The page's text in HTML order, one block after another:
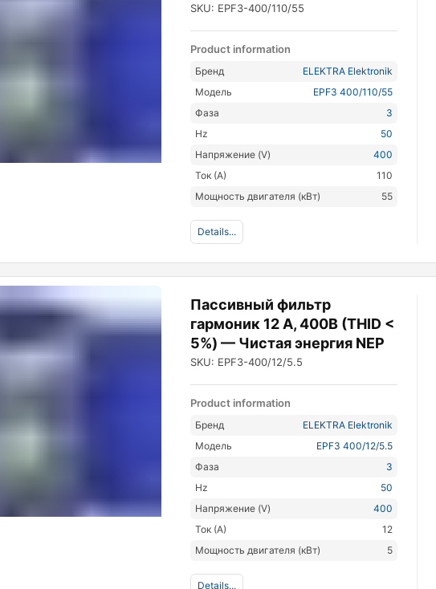
SKU: EPF3-400/110/55
Product information
Бренд
ELEKTRA Elektronik
Модель
EPF3 400/110/55
Фаза
3
Hz
50
Напряжение (V)
400
Ток (А)
110
Мощность двигателя (кВт)
55
Details...
Пассивный фильтр
гармоник 12 А, 400В (THID <
5%) — Чистая энергия NEP
SKU: EPF3-400/12/5.5
Product information
Бренд
ELEKTRA Elektronik
Модель
EPF3 400/12/5.5
Фаза
3
Hz
50
Напряжение (V)
400
Ток (А)
12
Мощность двигателя (кВт)
5
Details...